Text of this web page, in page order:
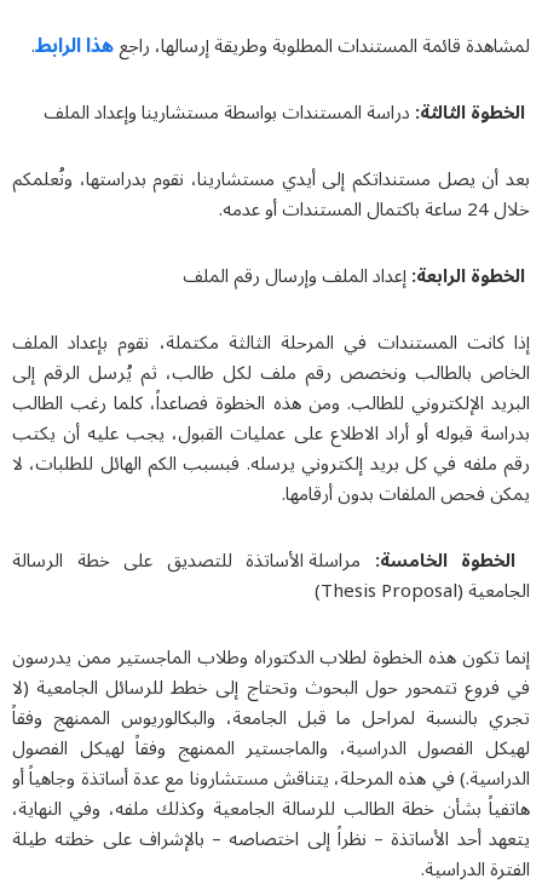
لمشاهدة قائمة المستندات المطلوبة وطريقة إرسالها، راجعهذا الرابط.
الخطوة الثالثة:دراسة المستندات بواسطة مستشارينا وإعداد الملف
بعد أن يصل مستنداتكم إلى أيدي مستشارينا، نقوم بدراستها، ونُعلمكم
خلال 24 ساعة باكتمال المستندات أو عدمه.
الخطوة الرابعة:إعداد الملف وإرسال رقم الملف
إذا كانت المستندات في المرحلة الثالثة مكتملة، نقوم بإعداد الملف
الخاص بالطالب ونخصص رقم ملف لكل طالب، ثم يُرسل الرقم إلى
البريد الإلكتروني للطالب. ومن هذه الخطوة فصاعداً، كلما رغب الطالب
بدراسة قبوله أو أراد الاطلاع على عمليات القبول، يجب عليه أن يكتب
رقم ملفه في كل بريد إلكتروني يرسله. فبسبب الكم الهائل للطلبات، لا
يمكن فحص الملفات بدون أرقامها.
الخطوة الخامسة: مراسلة الأساتذة للتصديق على خطة الرسالة
الجامعية (Thesis Proposal)
إنما تكون هذه الخطوة لطلاب الدكتوراه وطلاب الماجستير ممن يدرسون
في فروع تتمحور حول البحوث وتحتاج إلى خطط للرسائل الجامعية (لا
تجري بالنسبة لمراحل ما قبل الجامعة، والبكالوريوس الممنهج وفقاً
لهيكل الفصول الدراسية، والماجستير الممنهج وفقاً لهيكل الفصول
الدراسية.) في هذه المرحلة، يتناقش مستشارونا مع عدة أساتذة وجاهياً أو
هاتفياً بشأن خطة الطالب للرسالة الجامعية وكذلك ملفه، وفي النهاية،
يتعهد أحد الأساتذة – نظراً إلى اختصاصه – بالإشراف على خطته طيلة
الفترة الدراسية.